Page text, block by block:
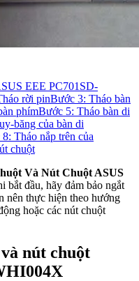
EEE PC701SD-
rời pinBước 3: Tháo bàn
phímBước 5: Tháo bàn di
băng của bàn di
Tháo nắp trên của
chuột
Và Nút Chuột ASUS
bắt đầu, hãy đảm bảo ngắt
nên thực hiện theo hướng
hoặc các nút chuột
nút chuột